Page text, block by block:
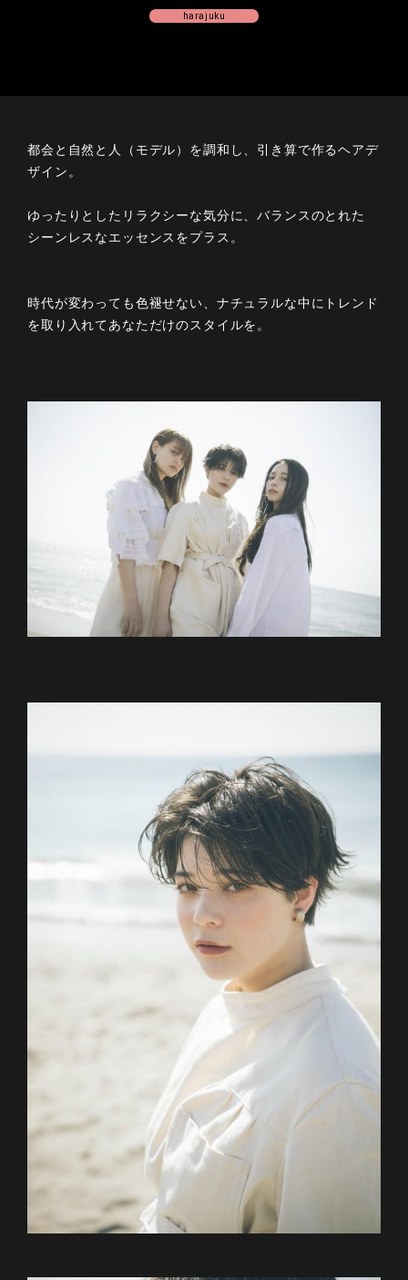
harajuku
都会と自然と人（モデル）を調和し、引き算で作るヘアデ
ザイン。
ゆったりとしたリラクシーな気分に、バランスのとれた
シーンレスなエッセンスをプラス。
時代が変わっても色褪せない、ナチュラルな中にトレンド
を取り入れてあなただけのスタイルを。